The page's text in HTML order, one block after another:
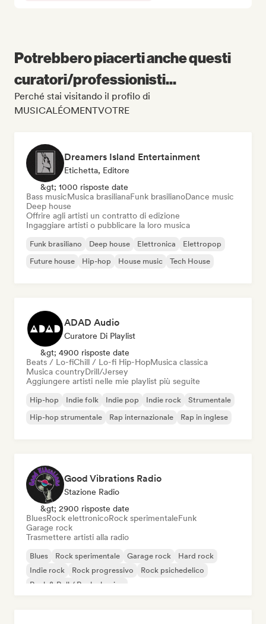
Potrebbero piacerti anche questi
curatori/professionisti...
Perché stai visitando il profilo di
MUSICALÉOMENTVOTRE
Dreamers Island Entertainment
Etichetta, Editore
&gt; 1000 risposte date
Bass musicMusica brasilianaFunk brasilianoDance music
Deep house
Offrire agli artisti un contratto di edizione
Ingaggiare artisti o pubblicare la loro musica
Funk brasiliano Deep house Elettronica
Elettropop
Future house
Hip-hop House music Tech House
ADAD Audio
Curatore Di Playlist
&gt; 4900 risposte date
Beats / Lo-fiChill / Lo-fi Hip-HopMusica classica
Musica countryDrill/Jersey
Aggiungere artisti nelle mie playlist più seguite
Hip-hop Indie folk Indie pop Indie rock
Strumentale
Hip-hop strumentale
Rap internazionale Rap in inglese
Good Vibrations Radio
Stazione Radio
&gt; 2900 risposte date
BluesRock elettronicoRock sperimentaleFunk
Garage rock
Trasmettere artisti alla radio
Blues Rock sperimentale Garage rock
Hard rock
Indie rock
Rock progressivo
Rock psichedelico
Rock & Roll / Rock classico